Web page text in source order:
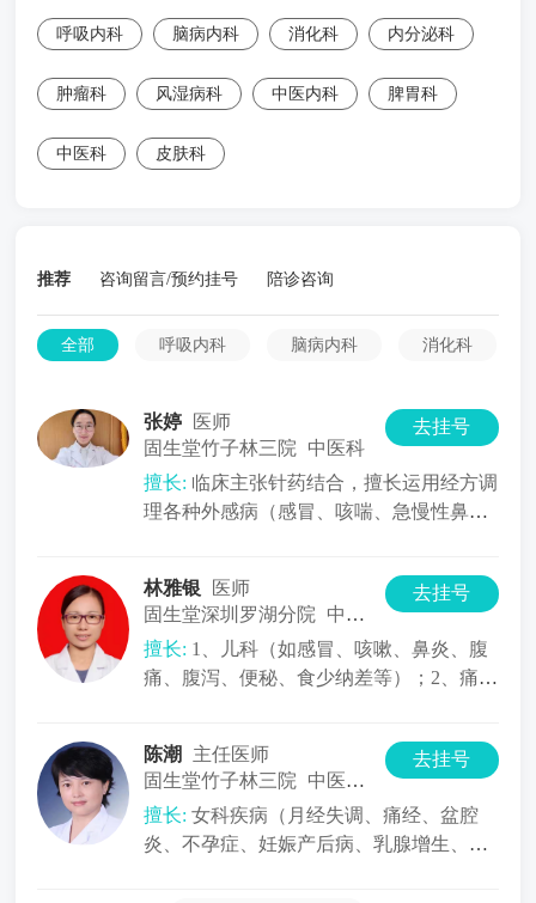
呼吸内科 脑病内科 消化科 内分泌科
肿瘤科 风湿病科 中医内科 脾胃科
中医科 皮肤科
推荐 咨询留言/预约挂号 陪诊咨询
全部 呼吸内科 脑病内科 消化科
张婷
医师
固生堂竹子林三院
中医科
去挂号
擅长: 临床主张针药结合，擅长运用经方调
理各种外感病（感冒、咳喘、急慢性鼻
林雅银
医师
固生堂深圳罗湖分院
中医内科
去挂号
擅长: 1、儿科（如感冒、咳嗽、鼻炎、腹
痛、腹泻、便秘、食少纳差等）；2、痛证
陈潮
主任医师
固生堂竹子林三院
中医内科
去挂号
擅长: 女科疾病（月经失调、痛经、盆腔
炎、不孕症、妊娠产后病、乳腺增生、围